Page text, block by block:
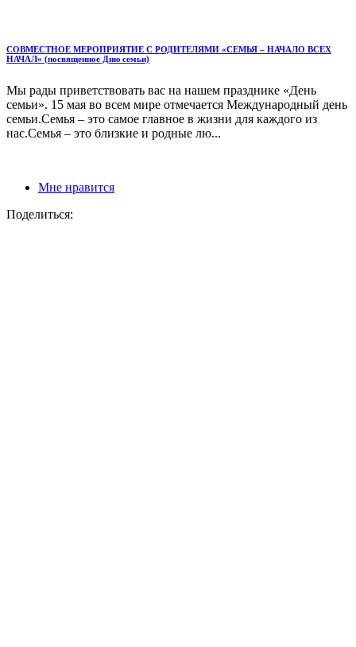
СОВМЕСТНОЕ МЕРОПРИЯТИЕ С РОДИТЕЛЯМИ «СЕМЬЯ – НАЧАЛО ВСЕХ
НАЧАЛ» (посвященное Дню семьи)
Мы рады приветствовать вас на нашем празднике «День
семьи». 15 мая во всем мире отмечается Международный день
семьи.Семья – это самое главное в жизни для каждого из
нас.Семья – это близкие и родные лю...
Мне нравится
Поделиться: